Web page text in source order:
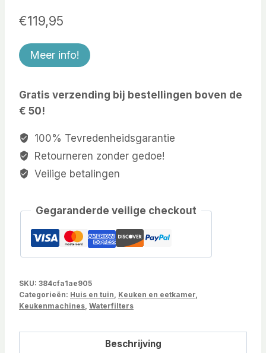
€119,95
Meer info!
Gratis verzending bij bestellingen boven de
€ 50!
100% Tevredenheidsgarantie
Retourneren zonder gedoe!
Veilige betalingen
Gegaranderde veilige checkout
SKU: 384cfa1ae905
Categorieën: Huis en tuin Keuken en eetkamer
Keukenmachines Waterfilters
Beschrijving